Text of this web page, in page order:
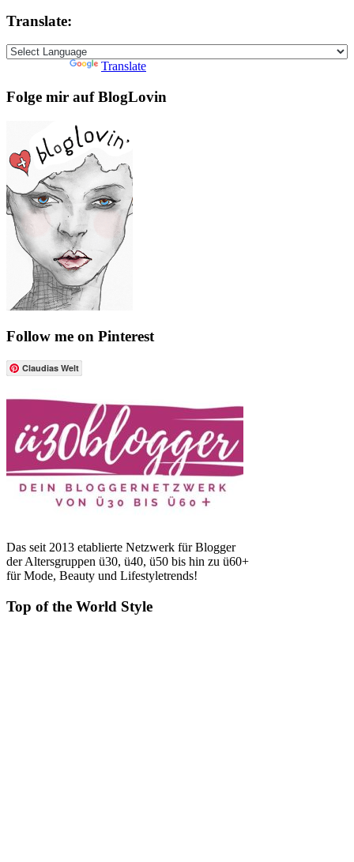
Translate:
Translate
Folge mir auf BlogLovin
Follow me on Pinterest
Claudias Welt
Das seit 2013 etablierte Netzwerk für Blogger
der Altersgruppen ü30, ü40, ü50 bis hin zu ü60+
für Mode, Beauty und Lifestyletrends!
Top of the World Style